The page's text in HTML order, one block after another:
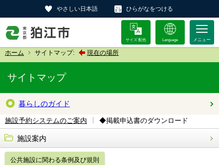
やさしい日本語 ひらがなをつける
サイズ 配色 Language
ホーム サイトマップ: 現在の場所
サイトマップ
暮らしのガイド
施設予約システムのご案内 ◆掲載申込書のダウンロード
施設案内
公共施設に関わる条例及び規則